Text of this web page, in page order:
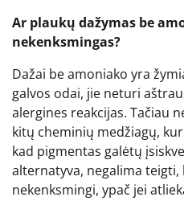
Ar plaukų dažymas be
nekenksmingas?
Dažai be amoniako yra
galvos odai, jie neturi
alergines reakcijas. Tačiau
kitų cheminių medžiagų,
kad pigmentas galėtų
alternatyva, negalima teigti,
nekenksmingi, ypač jei